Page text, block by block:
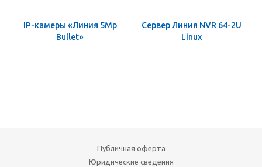
IP-камеры «Линия 5Mp
Bullet»
Сервер Линия NVR 64-2U
Linux
Публичная оферта
Юридические сведения